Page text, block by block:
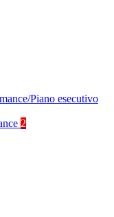
Piano esecutivo
2